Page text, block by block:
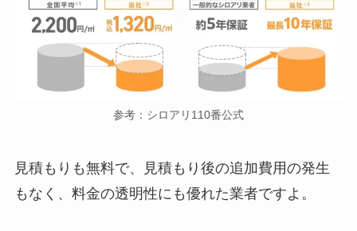
参考：シロアリ110番公式
見積もりも無料で、見積もり後の追加費用の発生
もなく、料金の透明性にも優れた業者ですよ。